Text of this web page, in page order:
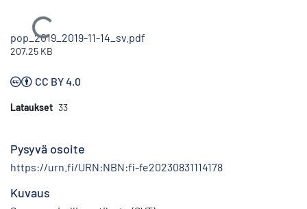
Ladataan...
pop_2019_2019-11-14_sv.pdf
207.25 KB
CC BY 4.0
Lataukset 33
Pysyvä osoite
https://urn.fi/URN:NBN:fi-fe20230831114178
Kuvaus